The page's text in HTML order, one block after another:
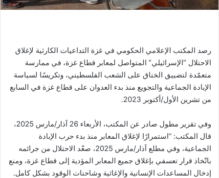
رصد المكتب الإعلامي الحكومي في غزة التداعيات الكارثية لإغلاق
الاحتلال “الإسرائيلي” المتواصل لمعابر قطاع غزة، في ممارسة
متعمّدة لتضييق الخناق على الشعب الفلسطيني، وتكريسًا لسياسة
الإبادة الجماعية والتجويع منذ بدء العدوان على قطاع غزة في السابع
من تشرين الأول/أكتوبر 2023.
وفي تقرير مطول صادر عن المكتب، الأربعاء 26 آذار/مارس 2025،
قال المكتب: “استمرارًا لإغلاق المعابر منذ بدء حرب الإبادة
الجماعية، وفي مطلع آذار/مارس 2025، صعّد الاحتلال من جرائمه
باتّخاذ قرار تعسفي بإغلاق جميع المعابر المؤدية إلى قطاع غزة، ومنع
إدخال المساعدات الإنسانية والإغاثية وشاحنات الوقود بشكل كامل.